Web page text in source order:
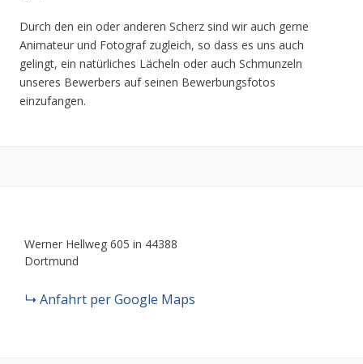
Durch den ein oder anderen Scherz sind wir auch gerne
Animateur und Fotograf zugleich, so dass es uns auch
gelingt, ein natürliches Lächeln oder auch Schmunzeln
unseres Bewerbers auf seinen Bewerbungsfotos
einzufangen.
Werner Hellweg 605 in 44388
Dortmund
Anfahrt per Google Maps